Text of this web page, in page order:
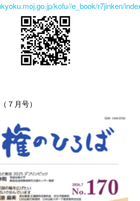
kofu//e_book/r7jinken/
７月号）